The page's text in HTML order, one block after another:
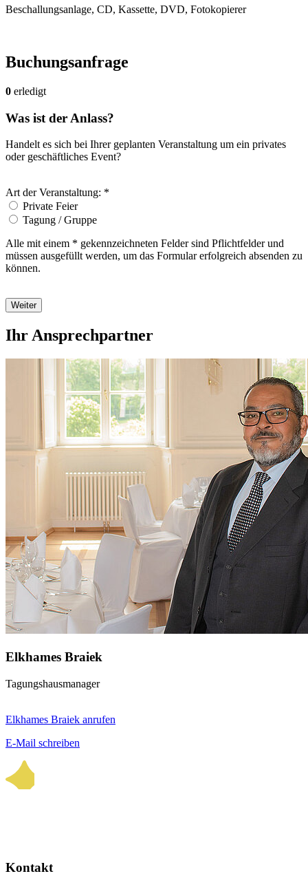
Beschallungsanlage, CD, Kassette, DVD, Fotokopierer
Buchungsanfrage
0 erledigt
Was ist der Anlass?
Handelt es sich bei Ihrer geplanten Veranstaltung um ein privates
oder geschäftliches Event?
Art der Veranstaltung: *
Private Feier
Tagung / Gruppe
Alle mit einem * gekennzeichneten Felder sind Pflichtfelder und
müssen ausgefüllt werden, um das Formular erfolgreich absenden zu
können.
Weiter
Ihr Ansprechpartner
Elkhames Braiek
Tagungshausmanager
Elkhames Braiek anrufen
E-Mail schreiben
Kontakt